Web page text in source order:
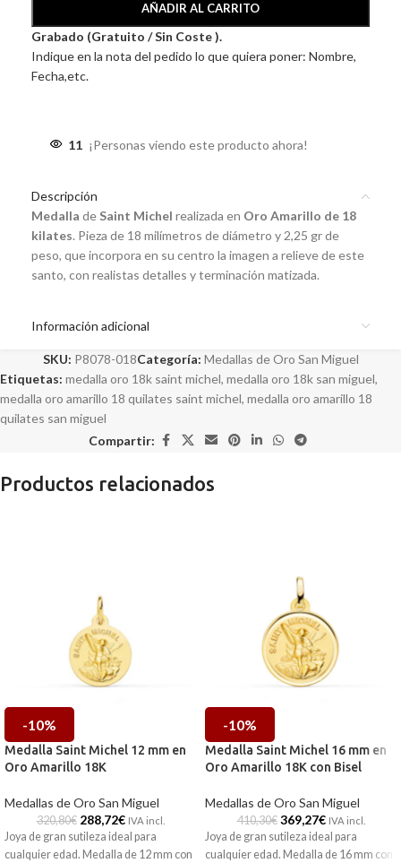
AÑADIR AL CARRITO
Grabado (Gratuito / Sin Coste ).
Indique en la nota del pedido lo que quiera poner: Nombre,
Fecha,etc.
11 ¡Personas viendo este producto ahora!
Descripción
Medalla de Saint Michel realizada en Oro Amarillo de 18
kilates. Pieza de 18 milímetros de diámetro y 2,25 gr de
peso, que incorpora en su centro la imagen a relieve de este
santo, con realistas detalles y terminación matizada.
Información adicional
SKU: P8078-018Categoría: Medallas de Oro San Miguel
Etiquetas: medalla oro 18k saint michel, medalla oro 18k san miguel,
medalla oro amarillo 18 quilates saint michel, medalla oro amarillo 18
quilates san miguel
Compartir:
Productos relacionados
-10%
Medalla Saint Michel 12 mm en
Oro Amarillo 18K
Medallas de Oro San Miguel
320,80€ 288,72€ IVA incl.
Joya de gran sutileza ideal para
cualquier edad. Medalla de 12 mm con
-10%
Medalla Saint Michel 16 mm en
Oro Amarillo 18K con Bisel
Medallas de Oro San Miguel
410,30€ 369,27€ IVA incl.
Joya de gran sutileza ideal para
cualquier edad. Medalla de 16 mm con